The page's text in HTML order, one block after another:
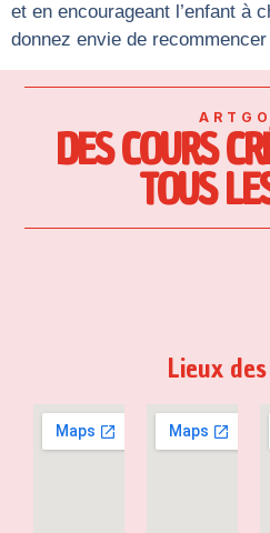
et en encourageant l’enfant à
donnez envie de
DES COURS
TOUS
Lieux